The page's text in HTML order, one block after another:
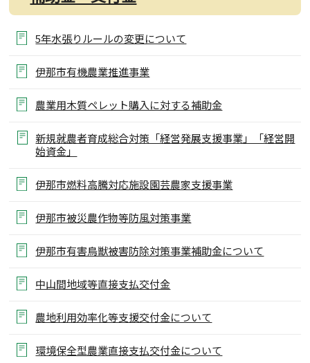
5年水張りルールの変更について
伊那市有機農業推進事業
農業用木質ペレット購入に対する補助金
新規就農者育成総合対策「経営発展支援事業」「経営開
始資金」
伊那市燃料高騰対応施設園芸農家支援事業
伊那市被災農作物等防風対策事業
伊那市有害鳥獣被害防除対策事業補助金について
中山間地域等直接支払交付金
農地利用効率化等支援交付金について
環境保全型農業直接支払交付金について